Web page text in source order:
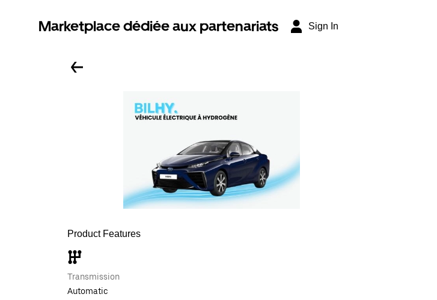
Marketplace dédiée aux partenariats Sign In
Product Features
Transmission
Automatic